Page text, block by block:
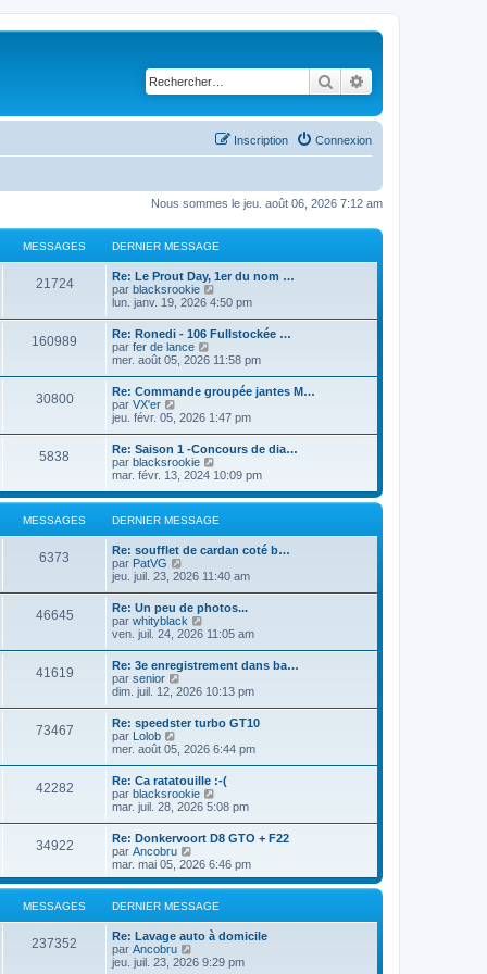
Rechercher
Connexion
Inscription
Nous sommes le jeu. août 06, 2026 7:12 am
MESSAGES DERNIER MESSAGE
21724
Re: Le Prout Day, 1er du nom …
par blacksrookie
o
s
u
l
t
e
r
e
d
e
r
n
i
e
m
e
s
a
lun. janv. 19, 2026 4:50 pm
160989
Re: Ronedi - 106 Fullstockée …
par fer de lance
o
u
l
t
e
r
l
e
d
e
r
n
i
e
m
e
s
a
mer. août 05, 2026 11:58 pm
30800
Re: Commande groupée jantes M…
par VX'er
o
s
u
l
t
e
r
l
e
d
e
r
i
e
r
m
e
s
s
a
jeu. févr. 05, 2026 1:47 pm
5838
Re: Saison 1 -Concours de dia…
par blacksrookie
o
s
l
t
e
l
e
d
r
i
e
m
e
s
a
mar. févr. 13, 2024 10:09 pm
MESSAGES DERNIER MESSAGE
6373
Re: soufflet de cardan coté b…
par PatVG
o
s
u
l
t
e
r
e
d
e
r
n
i
e
r
m
e
s
s
a
g
e
jeu. juil. 23, 2026 11:40 am
46645
Re: Un peu de photos...
par whityblack
o
u
t
e
r
e
d
e
r
n
e
r
e
s
s
a
g
e
ven. juil. 24, 2026 11:05 am
41619
Re: 3e enregistrement dans ba…
par senior
o
u
t
e
r
l
e
d
e
r
n
i
e
m
e
s
s
a
dim. juil. 12, 2026 10:13 pm
73467
Re: speedster turbo GT10
par Lolob
o
u
l
t
e
r
l
e
d
e
r
e
r
m
mer. août 05, 2026 6:44 pm
42282
Re: Ca ratatouille :-(
par blacksrookie
o
s
u
t
e
l
e
d
r
mar. juil. 28, 2026 5:08 pm
34922
Re: Donkervoort D8 GTO + F22
par Ancobru
o
n
s
u
e
l
mar. mai 05, 2026 6:46 pm
MESSAGES DERNIER MESSAGE
237352
Re: Lavage auto à domicile
par Ancobru
o
jeu. juil. 23, 2026 9:29 pm